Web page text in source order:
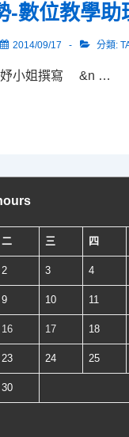
-數位教學助
2014/09/17 分類:
妤小姐撰寫 &n …
二 三 四
2 3 4
9 10 11
16 17 18
23 24 25
30